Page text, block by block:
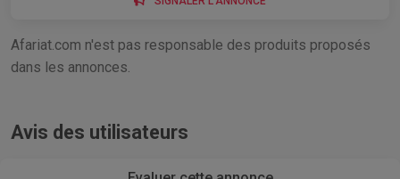
Afariat.com n'est pas responsable des produits proposés
dans les annonces.
Avis des utilisateurs